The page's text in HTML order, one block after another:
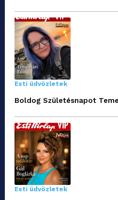
Esti üdvözletek
Boldog Születésnapot
Esti üdvözletek